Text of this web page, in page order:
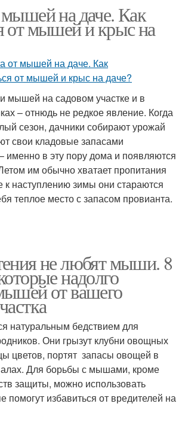
на даче. Как
от мышей и крыс на
мышей на садовом участке и в
– отнюдь не редкое явление. Когда
сезон, дачники собирают урожай
свои кладовые запасами
именно в эту пору дома и появляются
им обычно хватает пропитания
к наступлению зимы они стараются
теплое место с запасом провианта.
не любят мыши. 8
надолго
от вашего
натуральным бедствием для
Они грызут клубни овощных
цветов, портят запасы овощей в
Для борьбы с мышами, кроме
защиты, можно использовать
помогут избавиться от вредителей на